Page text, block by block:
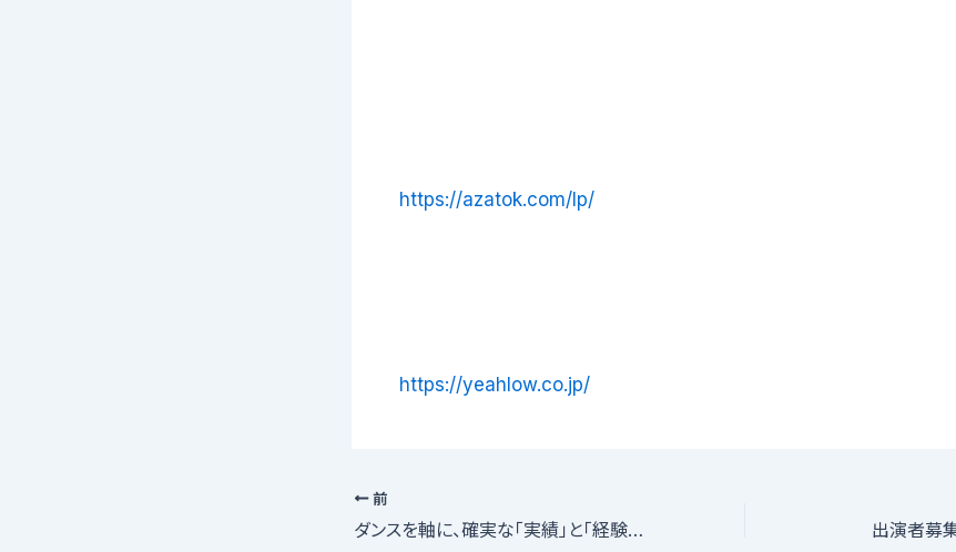
https://azatok.com/lp/
https://yeahlow.co.jp/
前
ダンスを軸に、確実な「実績」と「経験」が手に入る活動TCE DANCE CREWの〈新メンバー〉を募集します！ 出演者募